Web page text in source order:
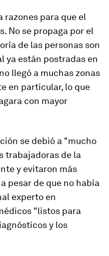
razones para que el
No se propaga por el
de las personas son
ya están postradas en
llegó a muchas zonas
en particular, lo que
con mayor
se debió a "mucho
trabajadoras de la
y evitaron más
pesar de que no había
experto en
"listos para
y los